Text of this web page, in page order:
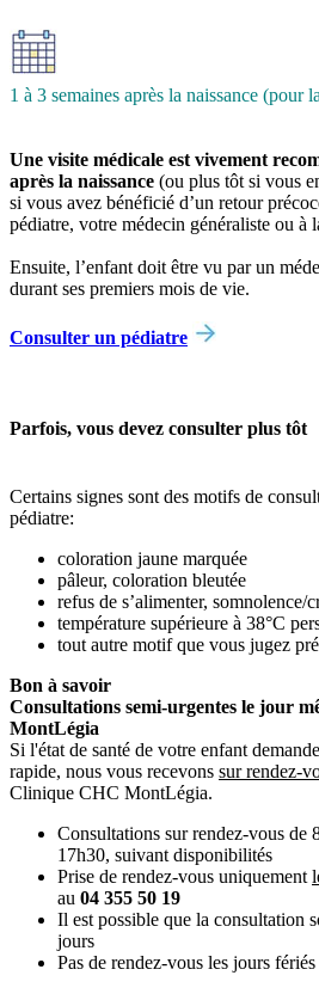
1 à 3 semaines après la naissance (pour
Une visite médicale est vivement
après la naissance (ou plus tôt si vous
si vous avez bénéficié d’un retour
pédiatre, votre médecin généraliste ou à
Ensuite, l’enfant doit être vu par un
durant ses premiers mois de vie.
Consulter un pédiatre
Parfois, vous devez consulter plus tôt
Certains signes sont des motifs de
pédiatre:
coloration jaune marquée
pâleur, coloration bleutée
refus de s’alimenter, somnolence/
température supérieure à 38°C
tout autre motif que vous jugez
Bon à savoir
Consultations semi-urgentes le jour
MontLégia
Si l'état de santé de votre enfant
rapide, nous vous recevons sur rendez-
Clinique CHC MontLégia.
Consultations sur rendez-vous de
17h30, suivant disponibilités
Prise de rendez-vous uniquement
au 04 355 50 19
Il est possible que la consultation
jours
Pas de rendez-vous les jours fériés